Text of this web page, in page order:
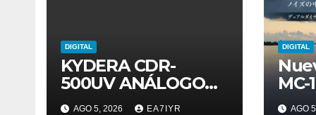
DIGITAL
KYDERA CDR-
500UV ANÁLOGO
DIGITAL
AGO 5, 2026 EA7IYR
DIGITAL
MC-
AGO